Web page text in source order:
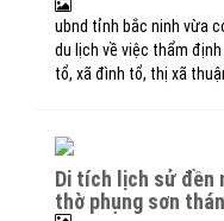
ubnd tỉnh bắc ninh vừa
du lịch về việc thẩm
tổ, xã đình tổ, thị xã
di tích lịch sử đền măng sơn – nam cung điện,
thờ phụng sơn